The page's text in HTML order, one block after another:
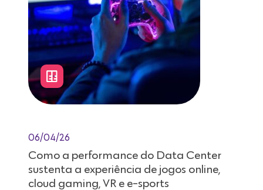
06/04/26
Como a performance do Data Center
sustenta a experiência de jogos online,
cloud gaming, VR e e-sports